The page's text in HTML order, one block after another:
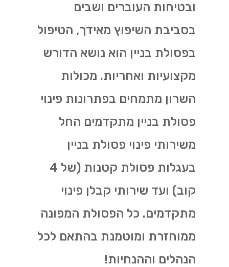
ובטיחות העוברים ושבים
בסביבת השיפוץ מאידך, הטיפול
בפסולת בניין הוא נושא הדורש
מקצועיות ואחריות. מכולות
השרון מתמחים בפתרונות פינוי
פסולת בניין מתקדמים החל
משירותי פינוי פסולת בניין
בעגלות פסולת קטנות (של 4
קוב) ועד שירותי קבלן פינוי
מתקדמים. כל הפסולת המפונה
ממוחזרת ומוטמנת בהתאם לכל
הנהלים וההנחיות!